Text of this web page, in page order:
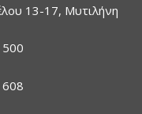
13-17, Μυτιλήνη